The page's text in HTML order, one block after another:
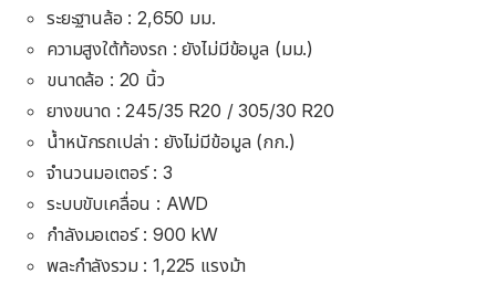
ระยะฐานล้อ : 2,650 มม.
ความสูงใต้ท้องรถ : ยังไม่มีข้อมูล (มม.)
ขนาดล้อ : 20 นิ้ว
ยางขนาด : 245/35 R20 / 305/30 R20
น้ำหนักรถเปล่า : ยังไม่มีข้อมูล (กก.)
จำนวนมอเตอร์ : 3
ระบบขับเคลื่อน : AWD
กำลังมอเตอร์ : 900 kW
พละกำลังรวม : 1,225 แรงม้า